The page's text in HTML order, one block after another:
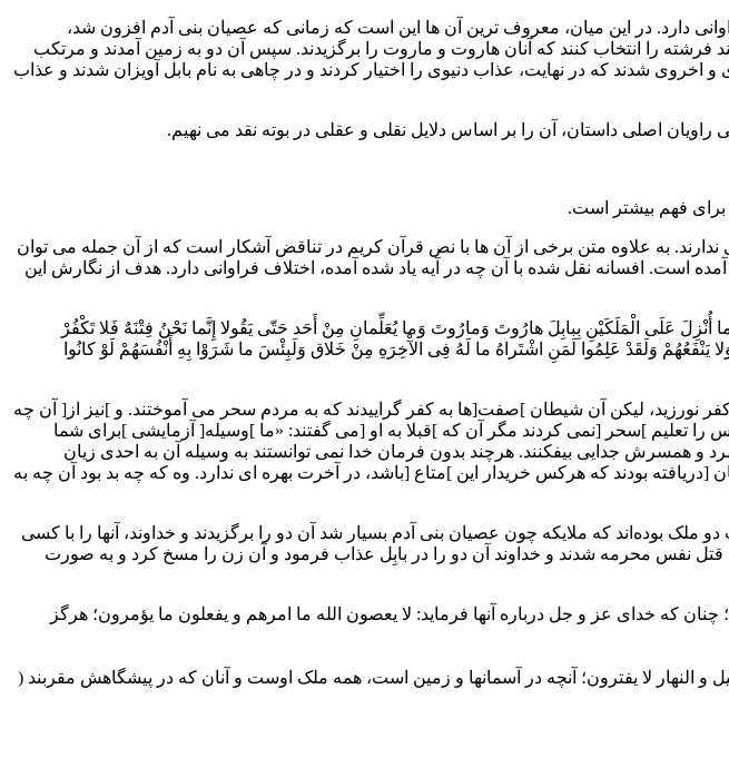
فراوانى دارد. در این میان، معروف ترین آن ها این است که زمانى که عصیان بنى آدم افزون شد،
را انتخاب کنند که آنان هاروت و ماروت را برگزیدند. سپس آن دو به زمین آمدند و مرتکب
اخروى شدند که در نهایت، عذاب دنیوى را اختیار کردند و در چاهى به نام بابل آویزان شدند و عذاب
اصلى داستان، آن را بر اساس دلایل نقلى و عقلى در بوته نقد مى نهیم.
براى فهم بیشتر است.
ندارند. به علاوه متن برخى از آن ها با نص قرآن کریم در تناقض آشکار است که از آن جمله مى توان
اشاره کرد که در کتاب هاى تفسیرى شیعه و سنى در تفسیر آیه ۱۰۲ سوره بقره آمده است. افسانه نقل شده با آن چه در آیه یاد شده آمده، اختلاف فراوانى دارد. هدف از نگارش این
عَلَى الْمَلَکَیْنِ بِبابِلَ هارُوتَ وَمارُوتَ وَما یُعَلِّمانِ مِنْ أَحَد حَتّى یَقُولا إِنَّما نَحْنُ فِتْنَهٌ فَلا تَکْفُرْ
یَنْفَعُهُمْ وَلَقَدْ عَلِمُوا لَمَنِ اشْتَراهُ ما لَهُ فِى الآْخِرَهِ مِنْ خَلاق وَلَبِئْسَ ما شَرَوْا بِهِ أَنْفُسَهُمْ لَوْ کانُوا
لیکن آن شیطان ]صفت[ها به کفر گراییدند که به مردم سحر مى آموختند. و ]نیز از[ آن چه
تعلیم ]سحر [نمى کردند مگر آن که ]قبلا به او [مى گفتند: «ما ]وسیله[ آزمایشى ]براى شما
همسرش جدایى بیفکنند. هرچند بدون فرمان خدا نمى توانستند به وسیله آن به احدى زیان
بودند که هرکس خریدار این ]متاع [باشد، در آخرت بهره اى ندارد. وه که چه بد بود آن چه به
که ملایکه چون عصیان بنی آدم بسیار شد آن دو را برگزیدند و خداوند، آنها را با کسی
قتل نفس محرمه شدند و خداوند آن دو را در بابِل عذاب فرمود و آن زن را مسخ کرد و به صورت
که خدای عز و جل درباره آنها فرماید: لا یعصون الله ما امرهم و یفعلون ما یؤمرون؛ هرگز
النهار لا یفترون؛ آنچه در آسمانها و زمین است، همه ملک اوست و آنان که در پیشگاهش مقربند (